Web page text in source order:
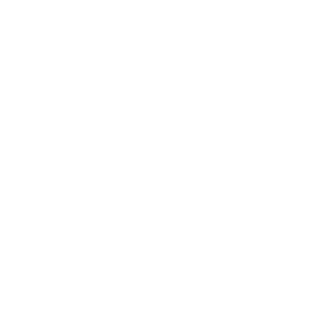
させていただ
了承ください。
をご了承くださ
ようお願いしま
にご登録され
です。
ず変更すること
1000ppm以下、
下、フタル酸ジブチ
) : 1000ppm、
、
ない年数を意
貨物等」とい
可)を取得する
要な手段を講じ
これらの製造装
通知します。
、取り引きをい
ムロン制御